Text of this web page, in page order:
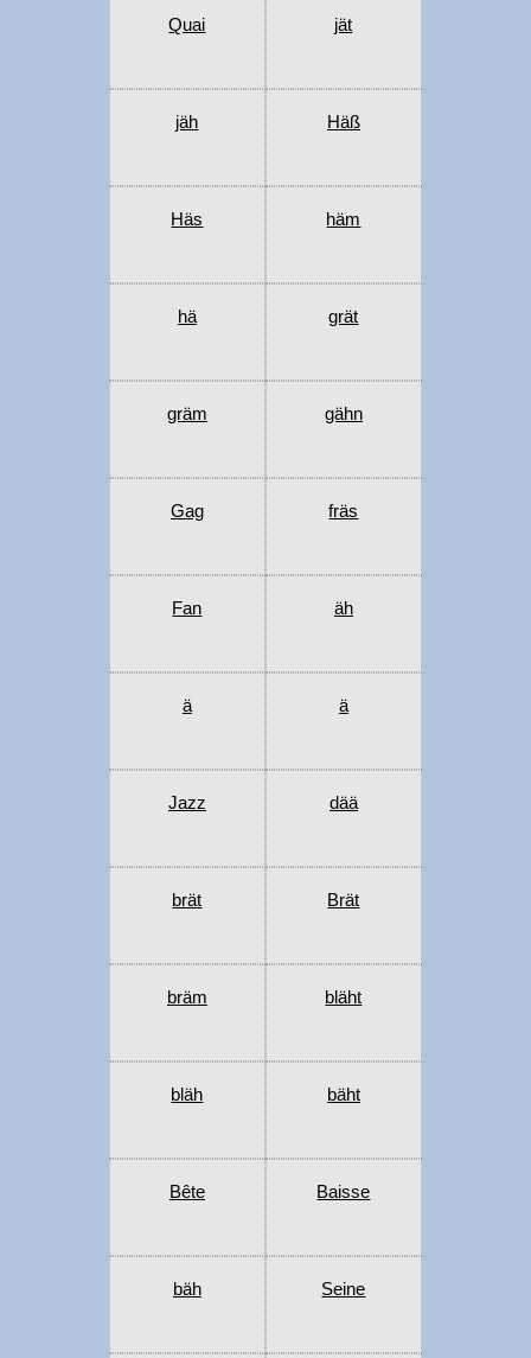
Quai jät
jäh Häß
Häs häm
hä grät
gräm gähn
Gag fräs
Fan äh
ä ä
Jazz dää
brät Brät
bräm bläht
bläh bäht
Bête Baisse
bäh Seine